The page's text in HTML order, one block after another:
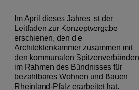
Im April dieses Jahres ist der
Leitfaden zur Konzeptvergabe
erschienen, den die
Architektenkammer zusammen mit
den kommunalen Spitzenverbänden
im Rahmen des Bündnisses für
bezahlbares Wohnen und Bauen
Rheinland-Pfalz erarbeitet hat.